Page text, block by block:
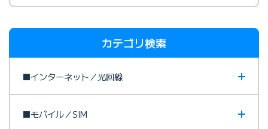
カテゴリ検索
■インターネット／光回線
■モバイル／SIM